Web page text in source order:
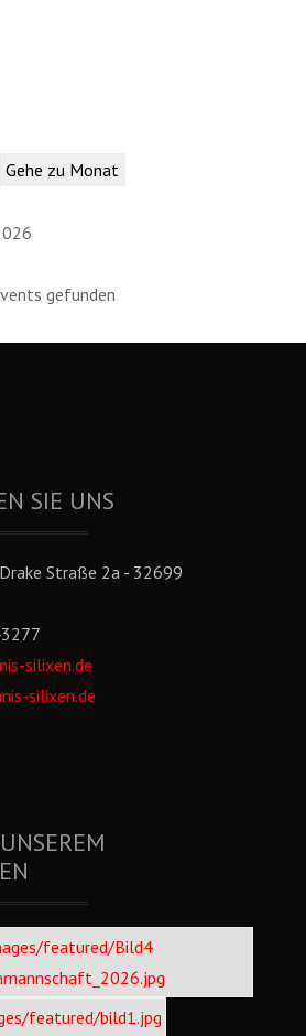
Gehe zu Monat
gefunden
SIE UNS
Straße 2a - 32699
silixen.de
silixen.de